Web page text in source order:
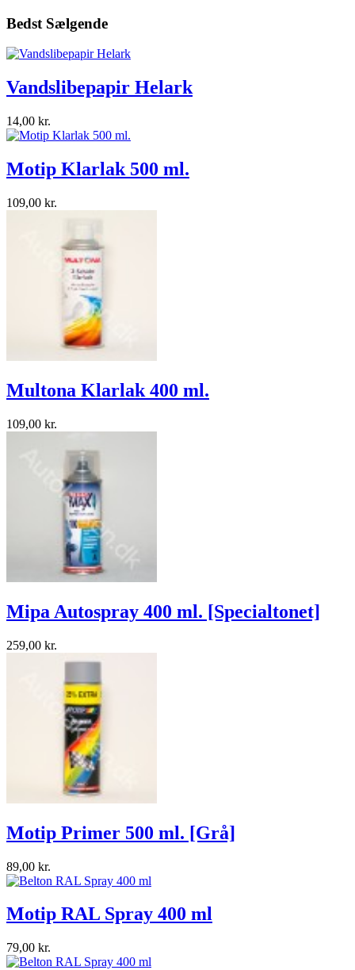
Bedst Sælgende
Vandslibepapir Helark
14,00 kr.
Motip Klarlak 500 ml.
109,00 kr.
Multona Klarlak 400 ml.
109,00 kr.
Mipa Autospray 400 ml. [Specialtonet]
259,00 kr.
Motip Primer 500 ml. [Grå]
89,00 kr.
Motip RAL Spray 400 ml
79,00 kr.